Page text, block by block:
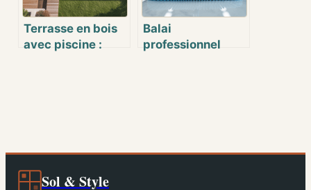
Terrasse en bois
avec piscine :
Balai
professionnel
Sol & Style